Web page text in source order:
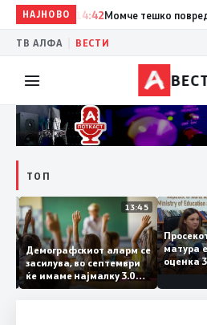
НАЈНОВО
14:42 Момче тешко повредено
ТВ АЛФА ВЕСТИ
ТОП
14:12 13:45
Демографскиот аларм се
засилува, во септември
ќе имаме најмалку 3.000
првачиња помалку